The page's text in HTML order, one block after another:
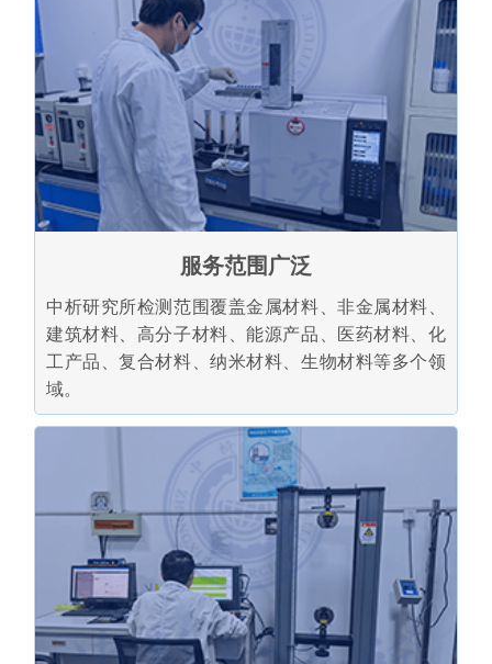
服务范围广泛
中析研究所检测范围覆盖金属材料、非金属材料、
建筑材料、高分子材料、能源产品、医药材料、化
工产品、复合材料、纳米材料、生物材料等多个领
域。